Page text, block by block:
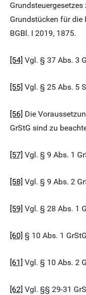
Grundstücken für die
BGBl. I 2019, 1875.
[54] Vgl. § 37 Abs. 3
[55] Vgl. § 25 Abs. 5
[56] Die
GrStG sind zu
[57] Vgl. § 9 Abs. 1
[58] Vgl. § 9 Abs. 2
[59] Vgl. § 28 Abs. 1
[60] § 10 Abs. 1
[61] Vgl. § 10 Abs. 2
[62] Vgl. §§ 29-31